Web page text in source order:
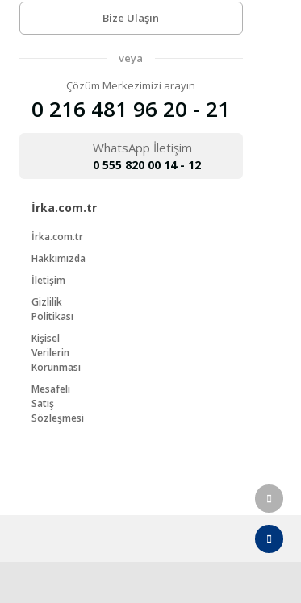
Bize Ulaşın
veya
Çözüm Merkezimizi arayın
0 216 481 96 20 - 21
WhatsApp İletişim
0 555 820 00 14 - 12
İrka.com.tr
İrka.com.tr
Hakkımızda
İletişim
Gizlilik
Politikası
Kişisel
Verilerin
Korunması
Mesafeli
Satış
Sözleşmesi